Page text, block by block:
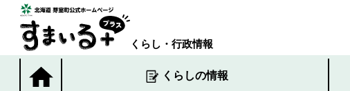
くらし・行政情報
くらしの情報